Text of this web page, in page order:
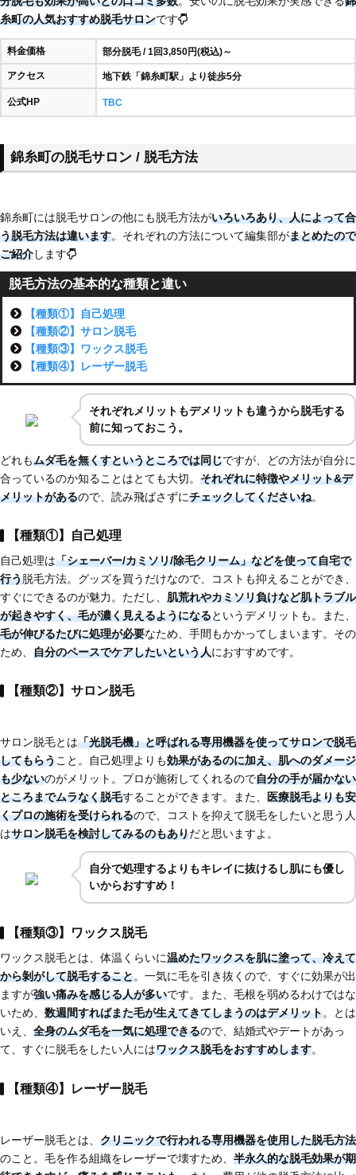
糸町の人気おすすめ脱毛サロンです
料金価格 部分脱毛 / 1回3,850円(税込)～
アクセス 地下鉄「錦糸町駅」より徒歩5分
公式HP TBC
錦糸町の脱毛サロン / 脱毛方法
錦糸町には脱毛サロンの他にも脱毛方法がいろいろあり、人によって合
う脱毛方法は違います。それぞれの方法について編集部がまとめたので
ご紹介します
脱毛方法の基本的な種類と違い
【種類①】自己処理
【種類②】サロン脱毛
【種類③】ワックス脱毛
【種類④】レーザー脱毛
それぞれメリットもデメリットも違うから脱毛する
前に知っておこう。
どれもムダ毛を無くすというところでは同じですが、どの方法が自分に
合っているのか知ることはとても大切。 それぞれに特徴やメリット&デ
メリットがあるので、読み飛ばさずにチェックしてくださいね。
【種類①】自己処理
自己処理は「シェーバー/カミソリ/除毛クリーム」などを使って自宅で
行う脱毛方法。グッズを買うだけなので、コストも抑えることができ、
すぐにできるのが魅力。ただし、 肌荒れやカミソリ負けなど肌トラブル
が起きやすく、毛が濃く見えるようになるというデメリットも。また、
毛が伸びるたびに処理が必要なため、手間もかかってしまいます。その
ため、 自分のペースでケアしたいという人におすすめです。
【種類②】サロン脱毛
サロン脱毛とは「光脱毛機」と呼ばれる専用機器を使ってサロンで脱毛
してもらうこと。自己処理よりも効果があるのに加え、肌へのダメージ
も少ないのがメリット。プロが施術してくれるので自分の手が届かない
ところまでムラなく脱毛することができます。また、 医療脱毛よりも安
くプロの施術を受けられるので、コストを抑えて脱毛をしたいと思う人
はサロン脱毛を検討してみるのもありだと思いますよ。
自分で処理するよりもキレイに抜けるし肌にも優し
いからおすすめ！
【種類③】ワックス脱毛
ワックス脱毛とは、体温くらいに温めたワックスを肌に塗って、冷えて
から剝がして脱毛すること。一気に毛を引き抜くので、すぐに効果が出
ますが強い痛みを感じる人が多いです。また、毛根を弱めるわけではな
いため、 数週間すればまた毛が生えてきてしまうのはデメリット。とは
いえ、 全身のムダ毛を一気に処理できるので、結婚式やデートがあっ
て、すぐに脱毛をしたい人にはワックス脱毛をおすすめします。
【種類④】レーザー脱毛
レーザー脱毛とは、 クリニックで行われる専用機器を使用した脱毛方法
のこと。毛を作る組織をレーザーで壊すため、 半永久的な脱毛効果が期